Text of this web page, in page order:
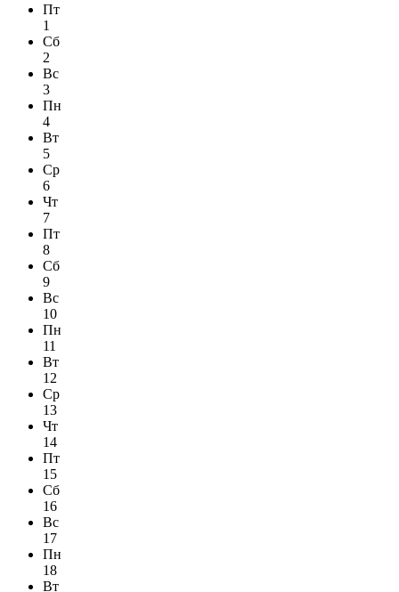
Пт
1
Сб
2
Вс
3
Пн
4
Вт
5
Ср
6
Чт
7
Пт
8
Сб
9
Вс
10
Пн
11
Вт
12
Ср
13
Чт
14
Пт
15
Сб
16
Вс
17
Пн
18
Вт